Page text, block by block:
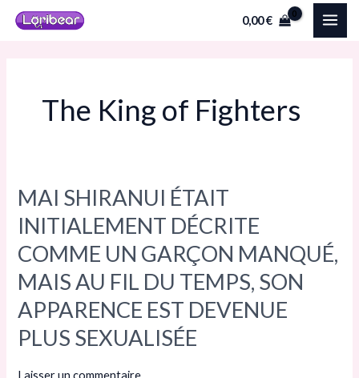
Aller
0,00€
The King of Fighters
MAI SHIRANUI ÉTAIT
INITIALEMENT DÉCRITE
COMME UN GARÇON MANQUÉ,
MAIS AU FIL DU TEMPS, SON
APPARENCE EST DEVENUE
PLUS SEXUALISÉE
Laisser un commentaire
MAI
SHIRANUI
ÉTAIT
INITIALEMENT
DÉCRITE
COMME
GARÇON